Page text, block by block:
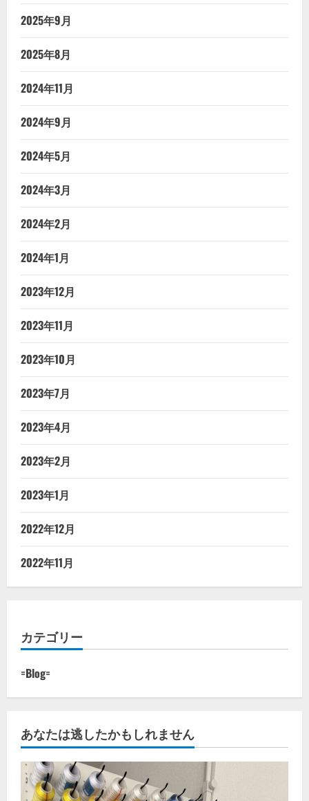
2025年9月
2025年8月
2024年11月
2024年9月
2024年5月
2024年3月
2024年2月
2024年1月
2023年12月
2023年11月
2023年10月
2023年7月
2023年4月
2023年2月
2023年1月
2022年12月
2022年11月
カテゴリー
=Blog=
あなたは逃したかもしれません